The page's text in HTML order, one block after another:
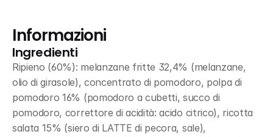
Informazioni
Ingredienti
Ripieno (60%): melanzane fritte 32,4% (melanzane,
olio di girasole), concentrato di pomodoro, polpa di
pomodoro 16% (pomodoro a cubetti, succo di
pomodoro, correttore di acidità: acido citrico), ricotta
salata 15% (siero di LATTE di pecora, sale),